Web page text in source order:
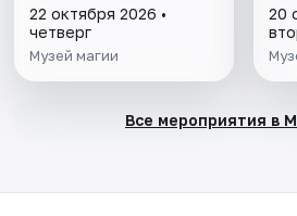
22 октября 2026 •
четверг
Музей магии
20
Все мероприятия в